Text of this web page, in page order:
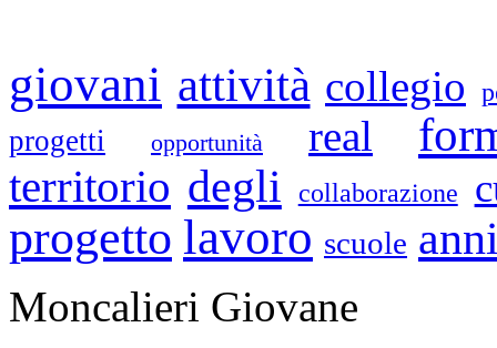
giovani attività collegio
progetti opportunità real
territorio degli collaborazione
progetto lavoro scuole
Moncalieri Giovane